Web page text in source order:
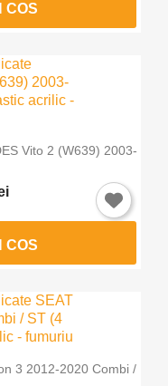
COS
Vito 2 (W639) 2003-
COS
3 2012-2020 Combi /